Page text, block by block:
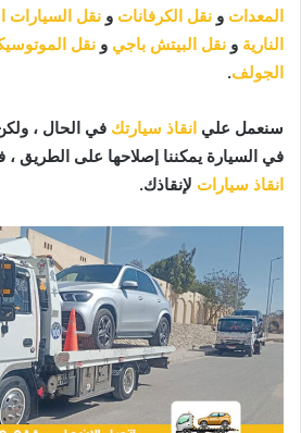
المعدات و نقل الكرفانات و نقل السيارات
النارية و نقل البيتش باجي و نقل
الجولف.
سنعمل علي انقاذ سيارتك في الحال ،
في السيارة يمكننا إصلاحها على الطريق
انقاذ سيارات لإنقاذك.